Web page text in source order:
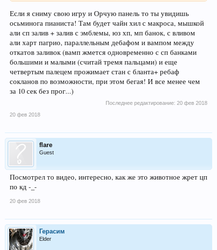
жрать их так яро без макроса, либо без вывода на панель 1 немного
затруднительно.
Если я сниму свою игру и Орчую панель то ты увидишь
осьминога пианиста! Там будет чайн хил с макроса, мышкой
али сп залив + залив с эмблемы, юз хп, мп банок, с вливом
али харт пагрио, параллельным дебафом и вампом между
откатов заливок (вамп жмется одновременно с сп банками
большими и малыми (считай тремя пальцами) и еще
четвертым палецем прожимает стан с бланта+ ребаф
сокланов по возможности, при этом бегая! И все менее чем
за 10 сек без прог...)
Последнее редактирование: 20 фев 2018
20 фев 2018
flare
Guest
Посмотрел то видео, интересно, как же это животное жрет цп
по кд -_-
20 фев 2018
Герасим
Elder